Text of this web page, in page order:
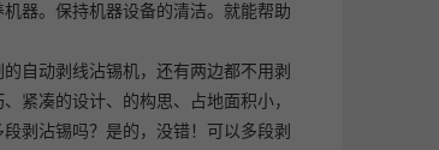
器。保持机器设备的清洁。就能帮助
的自动剥线沾锡机，还有两边都不用剥
紧凑的设计、的构思、占地面积小，
剥沾锡吗？是的，没错！可以多段剥